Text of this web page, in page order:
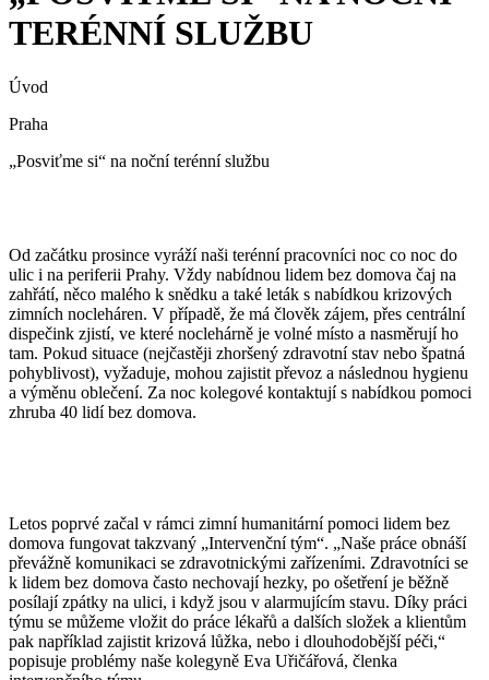
TERÉNNÍ SLUŽBU
Úvod
Praha
„Posviťme si“ na noční terénní službu
Od začátku prosince vyráží naši terénní pracovníci noc co noc do
ulic i na periferii Prahy. Vždy nabídnou lidem bez domova čaj na
zahřátí, něco malého k snědku a také leták s nabídkou krizových
zimních nocleháren. V případě, že má člověk zájem, přes centrální
dispečink zjistí, ve které noclehárně je volné místo a nasměrují ho
tam. Pokud situace (nejčastěji zhoršený zdravotní stav nebo špatná
pohyblivost), vyžaduje, mohou zajistit převoz a následnou hygienu
a výměnu oblečení. Za noc kolegové kontaktují s nabídkou pomoci
zhruba 40 lidí bez domova.
Letos poprvé začal v rámci zimní humanitární pomoci lidem bez
domova fungovat takzvaný „Intervenční tým“. „Naše práce obnáší
převážně komunikaci se zdravotnickými zařízeními. Zdravotníci se
k lidem bez domova často nechovají hezky, po ošetření je běžně
posílají zpátky na ulici, i když jsou v alarmujícím stavu. Díky práci
týmu se můžeme vložit do práce lékařů a dalších složek a klientům
pak například zajistit krizová lůžka, nebo i dlouhodobější péči,“
popisuje problémy naše kolegyně Eva Uřičářová, členka